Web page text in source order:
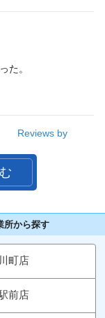
た。
Reviews by
所から探す
町店
前店